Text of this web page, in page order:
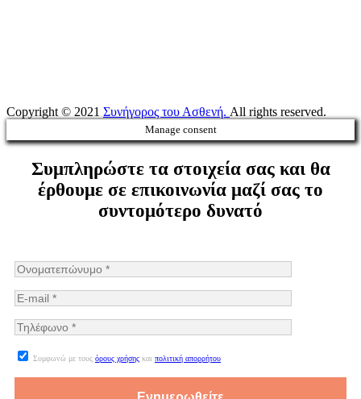
Copyright © 2021 Συνήγορος του Ασθενή. All rights reserved.
Manage consent
Συμπληρώστε τα στοιχεία σας και θα
έρθουμε σε επικοινωνία μαζί σας το
συντομότερο δυνατό
Συμφωνώ με τους όρους χρήσης και πολιτική απορρήτου